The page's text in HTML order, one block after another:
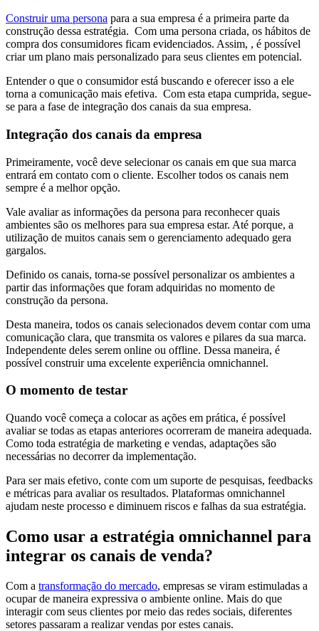
Construir uma persona para a sua empresa é a primeira parte da
construção dessa estratégia. Com uma persona criada, os hábitos de
compra dos consumidores ficam evidenciados. Assim, , é possível
criar um plano mais personalizado para seus clientes em potencial.
Entender o que o consumidor está buscando e oferecer isso a ele
torna a comunicação mais efetiva. Com esta etapa cumprida, segue-
se para a fase de integração dos canais da sua empresa.
Integração dos canais da empresa
Primeiramente, você deve selecionar os canais em que sua marca
entrará em contato com o cliente. Escolher todos os canais nem
sempre é a melhor opção.
Vale avaliar as informações da persona para reconhecer quais
ambientes são os melhores para sua empresa estar. Até porque, a
utilização de muitos canais sem o gerenciamento adequado gera
gargalos.
Definido os canais, torna-se possível personalizar os ambientes a
partir das informações que foram adquiridas no momento de
construção da persona.
Desta maneira, todos os canais selecionados devem contar com uma
comunicação clara, que transmita os valores e pilares da sua marca.
Independente deles serem online ou offline. Dessa maneira, é
possível construir uma excelente experiência omnichannel.
O momento de testar
Quando você começa a colocar as ações em prática, é possível
avaliar se todas as etapas anteriores ocorreram de maneira adequada.
Como toda estratégia de marketing e vendas, adaptações são
necessárias no decorrer da implementação.
Para ser mais efetivo, conte com um suporte de pesquisas, feedbacks
e métricas para avaliar os resultados. Plataformas omnichannel
ajudam neste processo e diminuem riscos e falhas da sua estratégia.
Como usar a estratégia omnichannel para
integrar os canais de venda?
Com a transformação do mercado, empresas se viram estimuladas a
ocupar de maneira expressiva o ambiente online. Mais do que
interagir com seus clientes por meio das redes sociais, diferentes
setores passaram a realizar vendas por estes canais.